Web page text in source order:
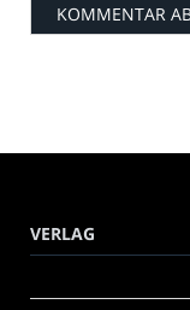
VERLAG